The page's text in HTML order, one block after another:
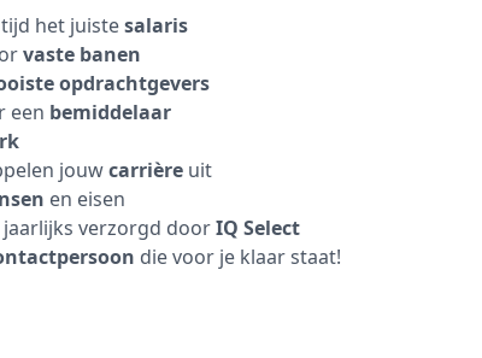
het juistesalaris
vaste banen
opdrachtgevers
een bemiddelaar
jouwcarrière uit
en eisen
verzorgd doorIQ Select
die voor je klaar staat!